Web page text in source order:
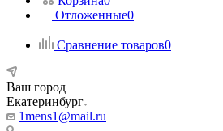
Отложенные0
Сравнение товаров0
Ваш город
Екатеринбург
1mens1@mail.ru